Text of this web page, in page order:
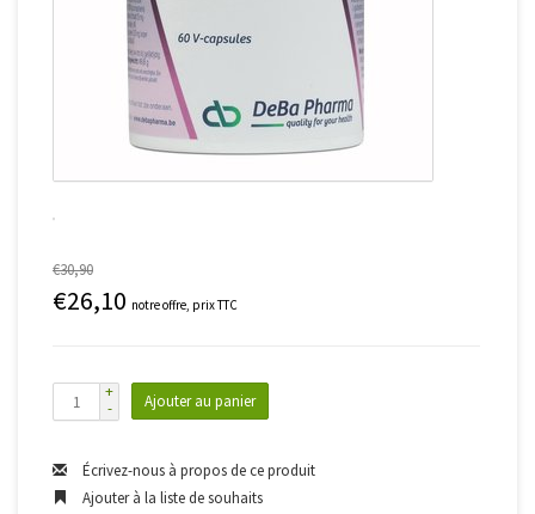
€30,90
€26,10 notre offre, prix TTC
+
-
Ajouter au panier
Écrivez-nous à propos de ce produit
Ajouter à la liste de souhaits